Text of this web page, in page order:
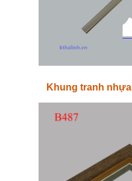
Khung tranh